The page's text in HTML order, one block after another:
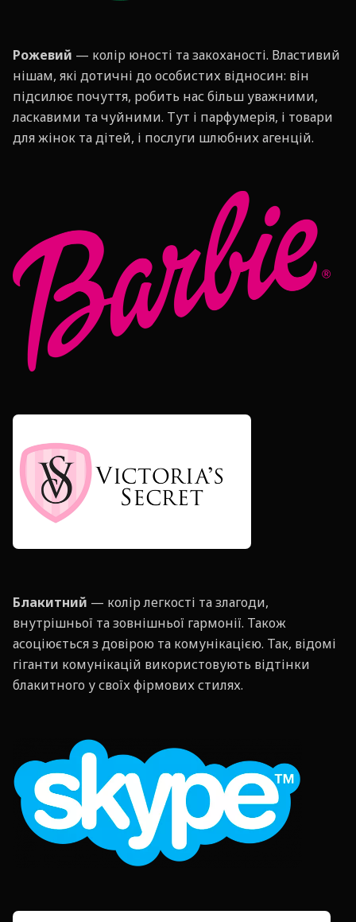
Рожевий — колір юності та закоханості. Властивий
нішам, які дотичні до особистих відносин: він
підсилює почуття, робить нас більш уважними,
ласкавими та чуйними. Тут і парфумерія, і товари
для жінок та дітей, і послуги шлюбних агенцій.
Блакитний — колір легкості та злагоди,
внутрішньої та зовнішньої гармонії. Також
асоціюється з довірою та комунікацією. Так, відомі
гіганти комунікацій використовують відтінки
блакитного у своїх фірмових стилях.